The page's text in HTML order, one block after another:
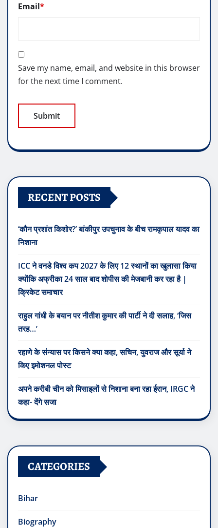
Email*
Save my name, email, and website in this browser
for the next time I comment.
RECENT POSTS
‘कौन प्रशांत किशोर?’ बांकीपुर उपचुनाव के बीच रामकृपाल यादव का
निशाना
ICC ने वनडे विश्व कप 2027 के लिए 12 स्थानों का खुलासा किया
क्योंकि अफ्रीका 24 साल बाद शोपीस की मेजबानी कर रहा है |
क्रिकेट समाचार
राहुल गांधी के बयान पर नीतीश कुमार की पार्टी ने दी सलाह, ‘जिस
तरह…’
रहाणे के संन्यास पर किसने क्या कहा, सचिन, युवराज और सूर्या ने
किए इमोशनल पोस्ट
अपने करीबी चीन को मिसाइलों से निशाना बना रहा ईरान, IRGC ने
कहा- देंगे सजा
CATEGORIES
Bihar
Biography